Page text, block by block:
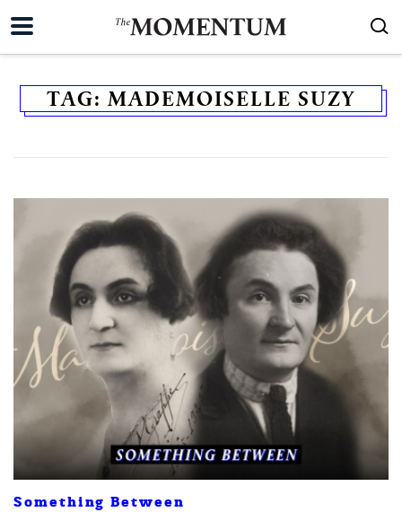
TAG: MADEMOISELLE SUZY
Something Between
SHARE TWEET LINE EMAIL